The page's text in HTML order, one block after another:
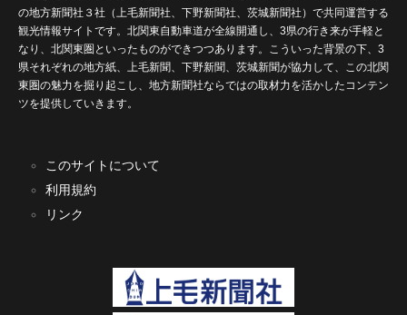
の地方新聞社３社（上毛新聞社、下野新聞社、茨城新聞社）で共同運営する
観光情報サイトです。北関東自動車道が全線開通し、3県の行き来が手軽と
なり、北関東圏といったものができつつあります。こういった背景の下、3
県それぞれの地方紙、上毛新聞、下野新聞、茨城新聞が協力して、この北関
東圏の魅力を掘り起こし、地方新聞社ならではの取材力を活かしたコンテン
ツを提供していきます。
このサイトについて
利用規約
リンク